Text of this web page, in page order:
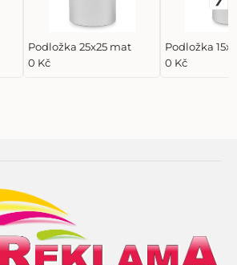
Podložka 25x25 mat
0 Kč
Podložka
0 Kč